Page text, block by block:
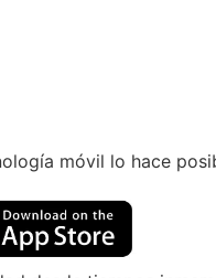
móvil lo hace